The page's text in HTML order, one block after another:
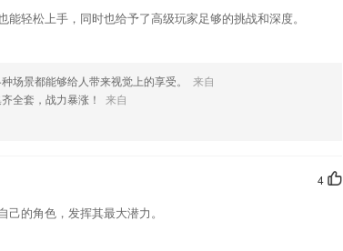
轻松上手，同时也给予了高级玩家足够的挑战和深度。
场景都能够给人带来视觉上的享受。
来自
全套，战力暴涨！
来自
4
的角色，发挥其最大潜力。